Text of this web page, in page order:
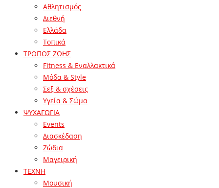
Αθλητισμός
Διεθνή
Ελλάδα
Τοπικά
ΤΡΟΠΟΣ ΖΩΗΣ
Fitness & Εναλλακτικά
Μόδα & Style
Σεξ & σχέσεις
Υγεία & Σώμα
ΨΥΧΑΓΩΓΙΑ
Events
Διασκέδαση
Ζώδια
Μαγειρική
ΤΕΧΝΗ
Μουσική